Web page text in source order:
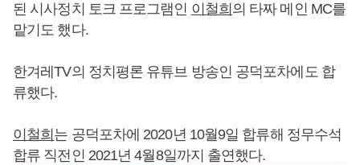
된 시사정치 토크 프로그램인 이철희 의 타짜 메인 MC를
맡기도 했다.
한겨레TV의 정치평론 유튜브 방송인 공덕포차에도 합
류했다.
이철희 는 공덕포차에 2020년 10월9일 합류해 정무수석
합류 직전인 2021년 4월8일까지 출연했다.